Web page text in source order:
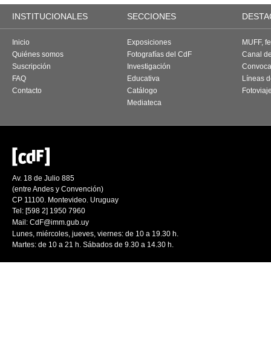
INSTITUCIONALES SECCIONES
Inicio
Quiénes somos
Suscripción
FAQ
Contacto
Exposiciones
Fotografías del CdF
Investigación
Educativa
Catálogo
Mediateca
MUFF,
Canal
Líneas
Av. 18 de Julio 885
(entre Andes y Convención)
CP 11100. Montevideo. Uruguay
Tel: [598 2] 1950 7960
Mail: CdF@imm.gub.uy
Lunes, miércoles, jueves, viernes: de 10 a 19.30 h.
Martes: de 10 a 21 h. Sábados de 9.30 a 14.30 h.